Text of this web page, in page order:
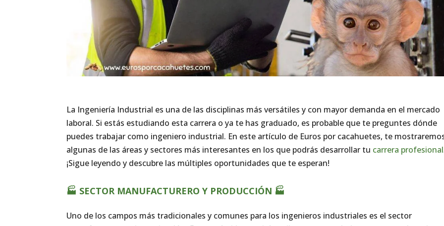
La Ingeniería Industrial es una de las disciplinas más versátiles y con mayor demanda en el mercado
laboral. Si estás estudiando esta carrera o ya te has graduado, es probable que te preguntes dónde
puedes trabajar como ingeniero industrial. En este artículo de Euros por cacahuetes, te
algunas de las áreas y sectores más interesantes en los que podrás desarrollar tu carrera profesional
¡Sigue leyendo y descubre las múltiples oportunidades que te esperan!
🏭 SECTOR MANUFACTURERO Y PRODUCCIÓN 🏭
Uno de los campos más tradicionales y comunes para los ingenieros industriales es el sector